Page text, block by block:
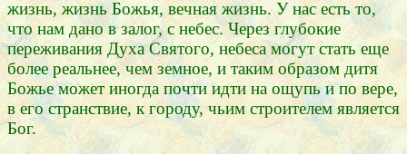
жизнь, жизнь Божья, вечная жизнь. У нас есть то,
что нам дано в залог, с небес. Через глубокие
переживания Духа Святого, небеса могут стать еще
более реальнее, чем земное, и таким образом дитя
Божье может иногда почти идти на ощупь и по вере,
в его странствие, к городу, чьим строителем является
Бог.